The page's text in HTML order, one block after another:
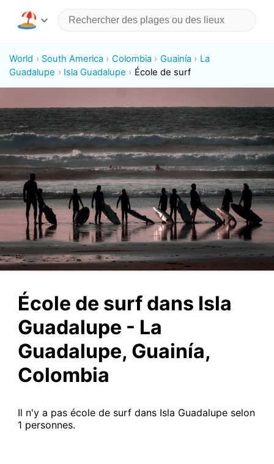
World South America Colombia Guainía
La
Guadalupe
Isla Guadalupe École de surf
École de surf dans Isla
Guadalupe - La
Guadalupe, Guainía,
Colombia
Il n'y a pas école de surf dans Isla Guadalupe selon
1 personnes.